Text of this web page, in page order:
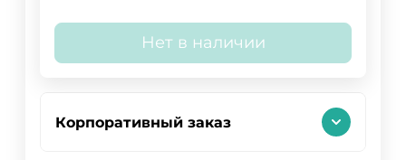
Нет в наличии
Корпоративный заказ